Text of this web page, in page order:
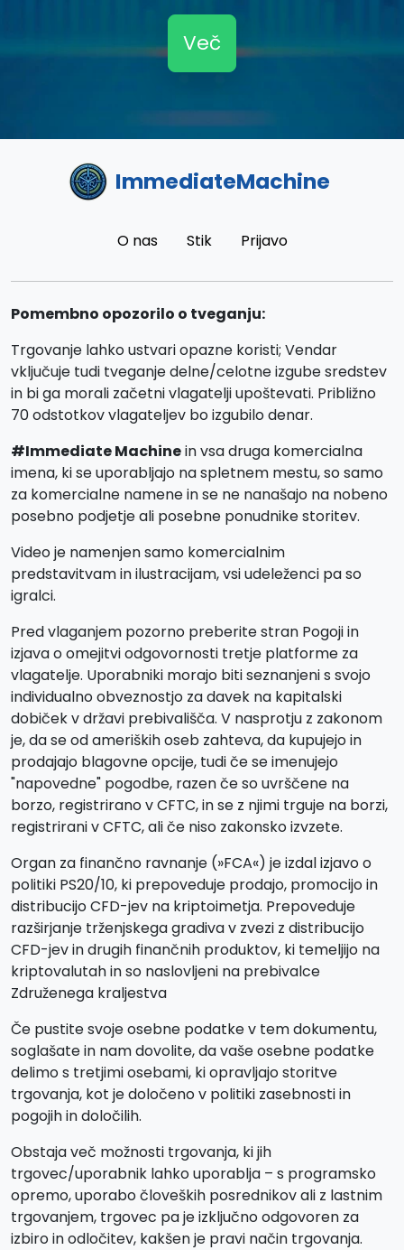
Več
ImmediateMachine
O nas Stik Prijavo
Pomembno opozorilo o tveganju:
Trgovanje lahko ustvari opazne koristi; Vendar
vključuje tudi tveganje delne/celotne izgube sredstev
in bi ga morali začetni vlagatelji upoštevati. Približno
70 odstotkov vlagateljev bo izgubilo denar.
#Immediate Machinein vsa druga komercialna
imena, ki se uporabljajo na spletnem mestu, so samo
za komercialne namene in se ne nanašajo na nobeno
posebno podjetje ali posebne ponudnike storitev.
Video je namenjen samo komercialnim
predstavitvam in ilustracijam, vsi udeleženci pa so
igralci.
Pred vlaganjem pozorno preberite stran Pogoji in
izjava o omejitvi odgovornosti tretje platforme za
vlagatelje. Uporabniki morajo biti seznanjeni s svojo
individualno obveznostjo za davek na kapitalski
dobiček v državi prebivališča. V nasprotju z zakonom
je, da se od ameriških oseb zahteva, da kupujejo in
prodajajo blagovne opcije, tudi če se imenujejo
"napovedne" pogodbe, razen če so uvrščene na
borzo, registrirano v CFTC, in se z njimi trguje na borzi,
registrirani v CFTC, ali če niso zakonsko izvzete.
Organ za finančno ravnanje (»FCA«) je izdal izjavo o
politiki PS20/10, ki prepoveduje prodajo, promocijo in
distribucijo CFD-jev na kriptoimetja. Prepoveduje
razširjanje trženjskega gradiva v zvezi z distribucijo
CFD-jev in drugih finančnih produktov, ki temeljijo na
kriptovalutah in so naslovljeni na prebivalce
Združenega kraljestva
Če pustite svoje osebne podatke v tem dokumentu,
soglašate in nam dovolite, da vaše osebne podatke
delimo s tretjimi osebami, ki opravljajo storitve
trgovanja, kot je določeno v politiki zasebnosti in
pogojih in določilih.
Obstaja več možnosti trgovanja, ki jih
trgovec/uporabnik lahko uporablja – s programsko
opremo, uporabo človeških posrednikov ali z lastnim
trgovanjem, trgovec pa je izključno odgovoren za
izbiro in odločitev, kakšen je pravi način trgovanja.